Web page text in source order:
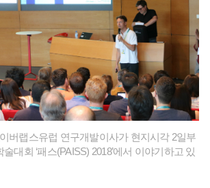
버랩스유럽 연구개발이사가 현지시각 2일부
대회 ‘패스(PAISS) 2018’에서 이야기하고 있